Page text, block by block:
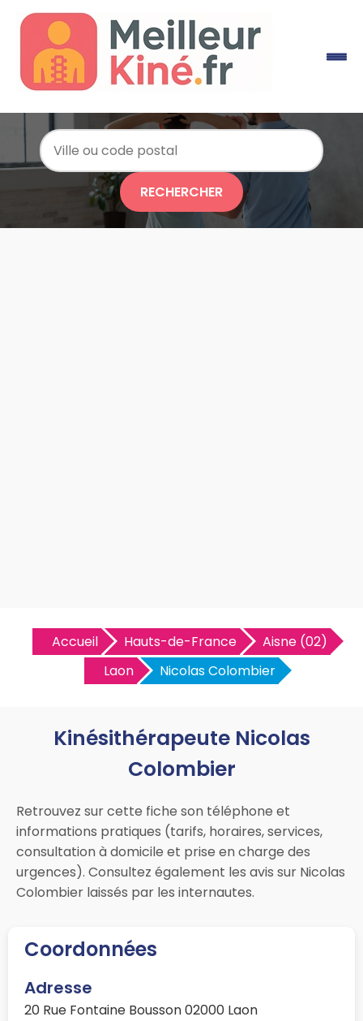
RECHERCHER
Accueil Hauts-de-France
Aisne (02)
Laon
Nicolas Colombier
Kinésithérapeute Nicolas
Colombier
Retrouvez sur cette fiche son téléphone et
informations pratiques (tarifs, horaires, services,
consultation à domicile et prise en charge des
urgences). Consultez également les avis sur Nicolas
Colombier laissés par les internautes.
Coordonnées
Adresse
20 Rue Fontaine Bousson 02000 Laon